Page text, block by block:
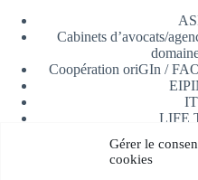
Gérer le
cookies
Cabinets d’avocats/
Coopération oriGIn /
LIFE